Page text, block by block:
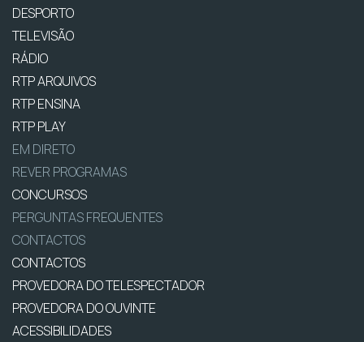
DESPORTO
TELEVISÃO
RÁDIO
RTP ARQUIVOS
RTP ENSINA
RTP PLAY
EM DIRETO
REVER PROGRAMAS
CONCURSOS
PERGUNTAS FREQUENTES
CONTACTOS
CONTACTOS
PROVEDORA DO TELESPECTADOR
PROVEDORA DO OUVINTE
ACESSIBILIDADES